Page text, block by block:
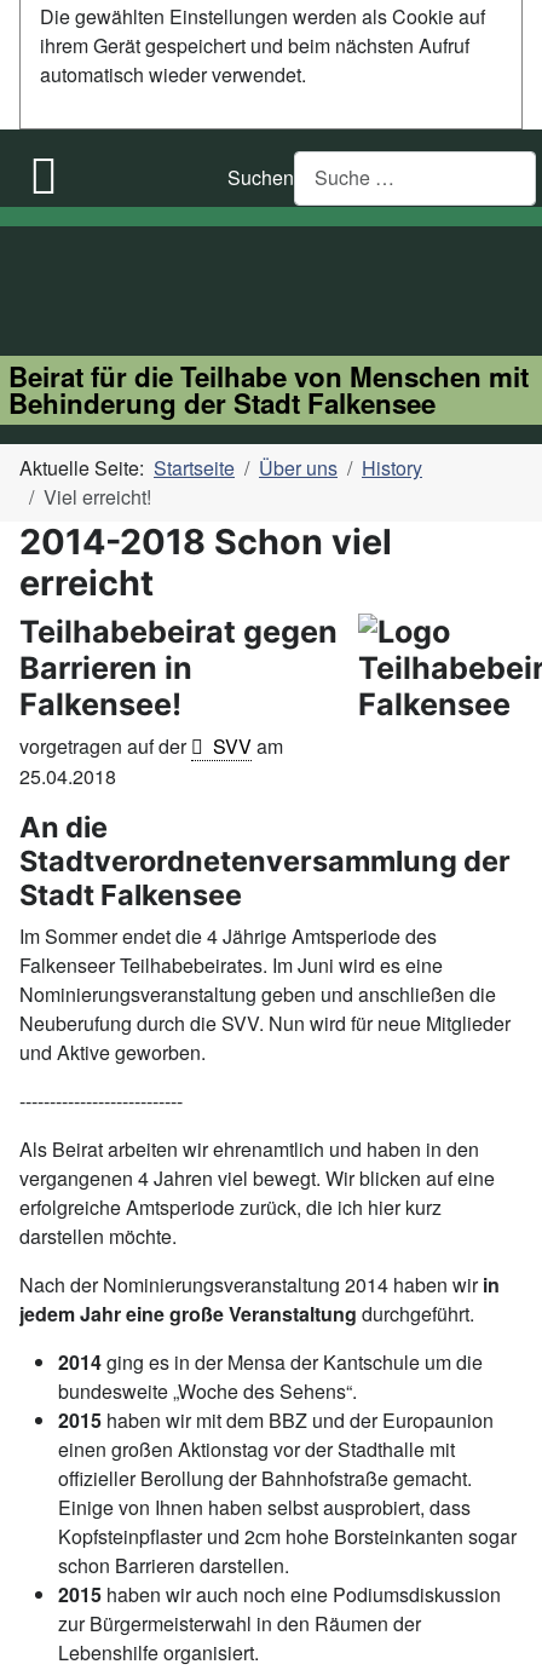
Die gewählten Einstellungen werden als Cookie auf
ihrem Gerät gespeichert und beim nächsten Aufruf
automatisch wieder verwendet.
Suchen
Beirat für die Teilhabe von Menschen mit
Behinderung der Stadt Falkensee
Aktuelle Seite: Startseite Über uns
History
Viel erreicht!
2014-2018 Schon viel
erreicht
Teilhabebeirat gegen
Barrieren in
Falkensee!
vorgetragen auf der SVVam
25.04.2018
An die
Stadtverordnetenversammlung der
Stadt Falkensee
Im Sommer endet die 4 Jährige Amtsperiode des
Falkenseer Teilhabebeirates. Im Juni wird es eine
Nominierungsveranstaltung geben und anschließen die
Neuberufung durch die SVV. Nun wird für neue Mitglieder
und Aktive geworben.
---------------------------
Als Beirat arbeiten wir ehrenamtlich und haben in den
vergangenen 4 Jahren viel bewegt. Wir blicken auf eine
erfolgreiche Amtsperiode zurück, die ich hier kurz
darstellen möchte.
Nach der Nominierungsveranstaltung 2014 haben wirin
jedem Jahr eine große Veranstaltung durchgeführt.
2014ging es in der Mensa der Kantschule um die
bundesweite „Woche des Sehens“.
2015 haben wir mit dem BBZ und der Europaunion
einen großen Aktionstag vor der Stadthalle mit
offizieller Berollung der Bahnhofstraße gemacht.
Einige von Ihnen haben selbst ausprobiert, dass
Kopfsteinpflaster und 2cm hohe Borsteinkanten sogar
schon Barrieren darstellen.
2015 haben wir auch noch eine Podiumsdiskussion
zur Bürgermeisterwahl in den Räumen der
Lebenshilfe organisiert.